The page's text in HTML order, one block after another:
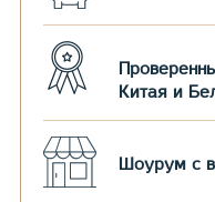
Китая и
Шоурум с